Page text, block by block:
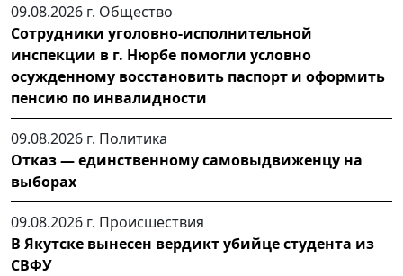
09.08.2026 г. Общество
Сотрудники уголовно-исполнительной
инспекции в г. Нюрбе помогли условно
осужденному восстановить паспорт и оформить
пенсию по инвалидности
09.08.2026 г. Политика
Отказ — единственному самовыдвиженцу на
выборах
09.08.2026 г. Происшествия
В Якутске вынесен вердикт убийце студента из
СВФУ